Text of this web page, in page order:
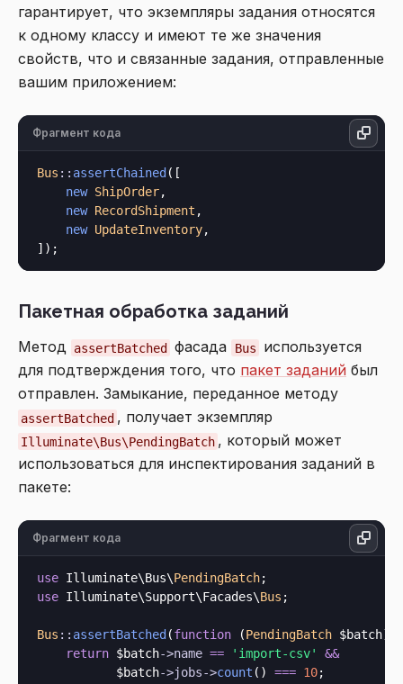
гарантирует, что экземпляры задания относятся
к одному классу и имеют те же значения
свойств, что и связанные задания, отправленные
вашим приложением:
Фрагмент кода
Bus :: assertChained ([
new ShipOrder,
new RecordShipment ,
new UpdateInventory,
Пакетная обработка заданий
Метод assertBatched фасада Bus
используется
для подтверждения того, что пакет заданий был
отправлен. Замыкание, переданное методу
assertBatched , получает экземпляр
Illuminate\Bus\PendingBatch , который может
использоваться для инспектирования заданий в
пакете:
Фрагмент кода
use Illuminate\Bus\PendingBatch
use Illuminate\Support\Facades\Bus ;
Bus :: assertBatched (function (PendingBatch $batch) {
return $batch->name == 'import-csv'
&&
           $batch
->jobs->count () === 10;